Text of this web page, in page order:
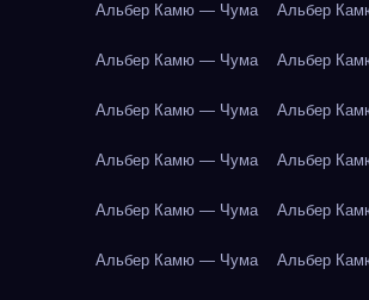
Альбер Камю — Чума Альбер
Альбер Камю — Чума Альбер
Альбер Камю — Чума Альбер
Альбер Камю — Чума Альбер
Альбер Камю — Чума Альбер
Альбер Камю — Чума Альбер